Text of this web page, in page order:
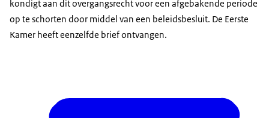
kondigt aan dit overgangsrecht voor een afgebakende periode
op te schorten door middel van een beleidsbesluit. De Eerste
Kamer heeft eenzelfde brief ontvangen.